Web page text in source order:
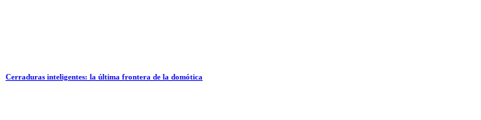
Cerraduras inteligentes: la última frontera de la domótica